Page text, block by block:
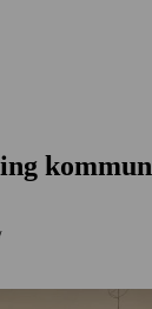
kommun